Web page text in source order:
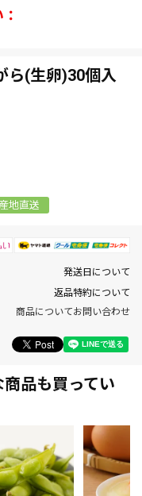
ら(生卵)30個入
産地直送
発送日について
返品特約について
商品についてお問い合わせ
品も買ってい